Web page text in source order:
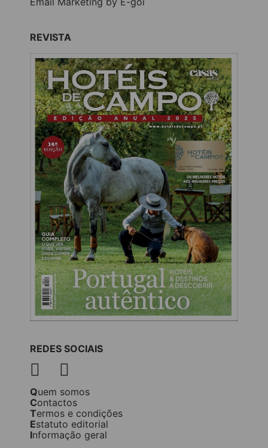
REVISTA
REDES SOCIAIS
Quem somos
Contactos
Termos e condições
Estatuto editorial
Informação geral